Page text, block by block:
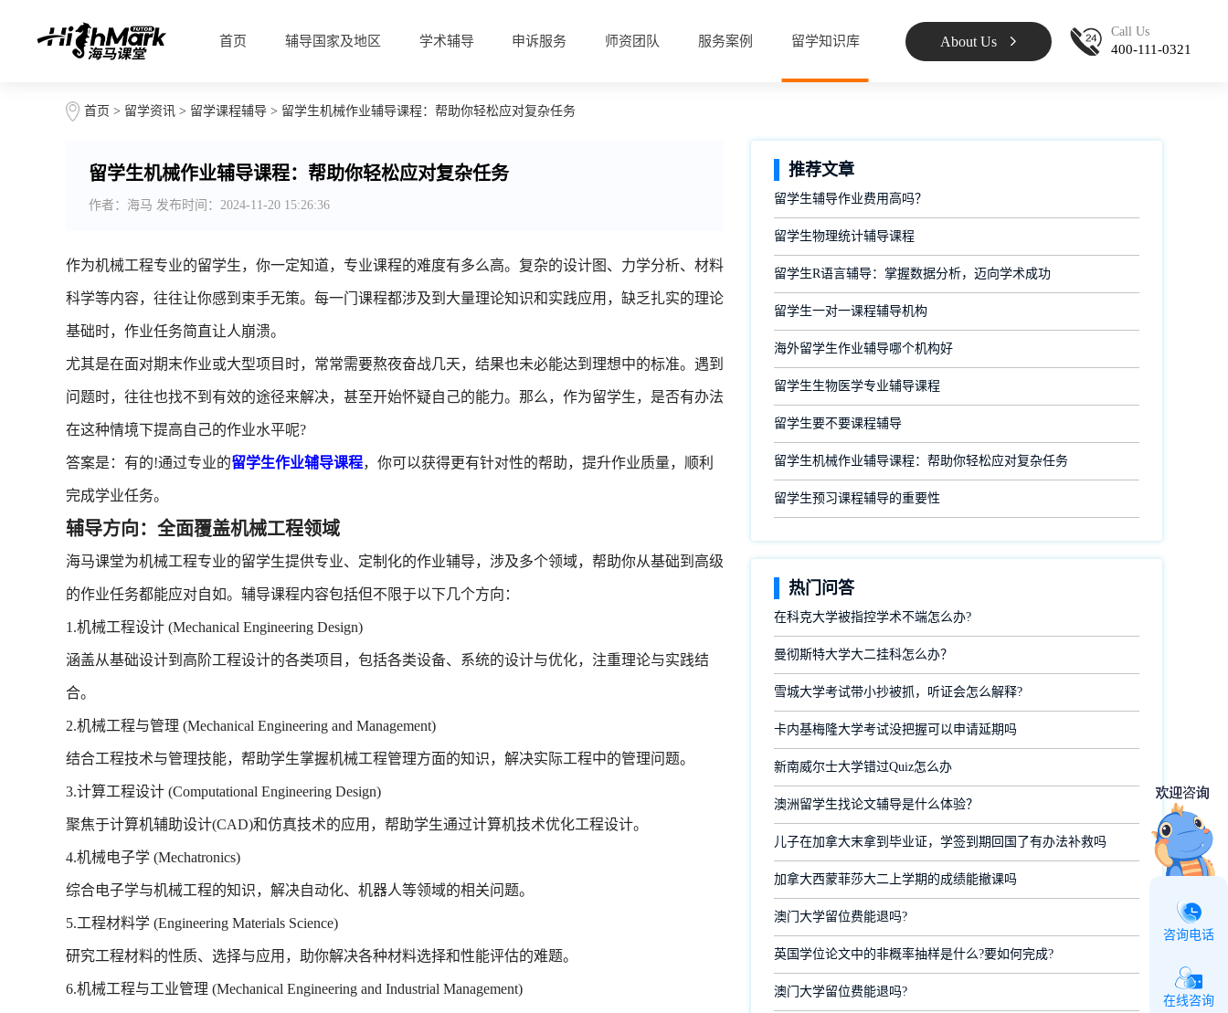
首页 辅导国家及地区 学术辅导 申诉服务 师资团队 服务案例 留学知识库 About Us
Call Us
400-111-0321
首页 > 留学资讯 > 留学课程辅导 > 留学生机械作业辅导课程：帮助你轻松应对复杂任务
留学生机械作业辅导课程：帮助你轻松应对复杂任务
作者：海马 发布时间：2024-11-20 15:26:36
作为机械工程专业的留学生，你一定知道，专业课程的难度有多么高。复杂的设计图、力学分析、材料
科学等内容，往往让你感到束手无策。每一门课程都涉及到大量理论知识和实践应用，缺乏扎实的理论
基础时，作业任务简直让人崩溃。
尤其是在面对期末作业或大型项目时，常常需要熬夜奋战几天，结果也未必能达到理想中的标准。遇到
问题时，往往也找不到有效的途径来解决，甚至开始怀疑自己的能力。那么，作为留学生，是否有办法
在这种情境下提高自己的作业水平呢?
答案是：有的!通过专业的留学生作业辅导课程，你可以获得更有针对性的帮助，提升作业质量，顺利
完成学业任务。
辅导方向：全面覆盖机械工程领域
海马课堂为机械工程专业的留学生提供专业、定制化的作业辅导，涉及多个领域，帮助你从基础到高级
的作业任务都能应对自如。辅导课程内容包括但不限于以下几个方向：
1.机械工程设计 (Mechanical Engineering Design)
涵盖从基础设计到高阶工程设计的各类项目，包括各类设备、系统的设计与优化，注重理论与实践结
合。
2.机械工程与管理 (Mechanical Engineering and Management)
结合工程技术与管理技能，帮助学生掌握机械工程管理方面的知识，解决实际工程中的管理问题。
3.计算工程设计 (Computational Engineering Design)
聚焦于计算机辅助设计(CAD)和仿真技术的应用，帮助学生通过计算机技术优化工程设计。
4.机械电子学 (Mechatronics)
综合电子学与机械工程的知识，解决自动化、机器人等领域的相关问题。
5.工程材料学 (Engineering Materials Science)
研究工程材料的性质、选择与应用，助你解决各种材料选择和性能评估的难题。
6.机械工程与工业管理 (Mechanical Engineering and Industrial Management)
推荐文章
留学生辅导作业费用高吗？
留学生物理统计辅导课程
留学生R语言辅导：掌握数据分析，迈向学术成功
留学生一对一课程辅导机构
海外留学生作业辅导哪个机构好
留学生生物医学专业辅导课程
留学生要不要课程辅导
留学生机械作业辅导课程：帮助你轻松应对复杂任务
留学生预习课程辅导的重要性
热门问答
在科克大学被指控学术不端怎么办?
曼彻斯特大学大二挂科怎么办？
雪城大学考试带小抄被抓，听证会怎么解释?
卡内基梅隆大学考试没把握可以申请延期吗
新南威尔士大学错过Quiz怎么办
澳洲留学生找论文辅导是什么体验？
儿子在加拿大末拿到毕业证，学签到期回国了有办法补救吗
加拿大西蒙菲莎大二上学期的成绩能撤课吗
澳门大学留位费能退吗?
英国学位论文中的非概率抽样是什么?要如何完成?
澳门大学留位费能退吗?
咨询电话
在线咨询